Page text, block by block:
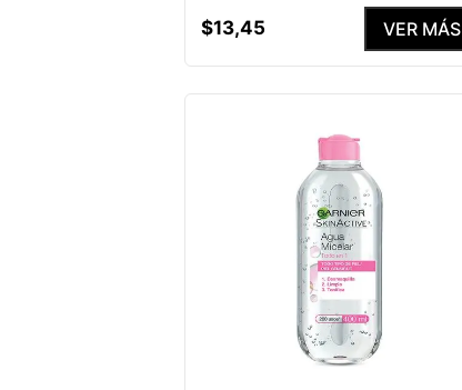
$13,45 VER MÁS